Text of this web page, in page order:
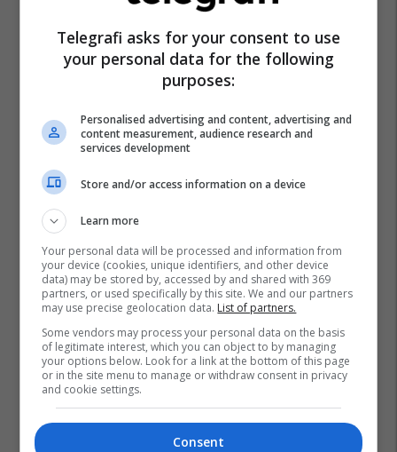
Telegrafi asks for your consent to use
your personal data for the following
purposes:
Personalised advertising and content, advertising and
content measurement, audience research and
services development
Store and/or access information on a device
Learn more
Your personal data will be processed and information from
your device (cookies, unique identifiers, and other device
data) may be stored by, accessed by and shared with 369
partners, or used specifically by this site. We and our partners
may use precise geolocation data. List of partners.
Some vendors may process your personal data on the basis
of legitimate interest, which you can object to by managing
your options below. Look for a link at the bottom of this page
or in the site menu to manage or withdraw consent in privacy
and cookie settings.
Consent